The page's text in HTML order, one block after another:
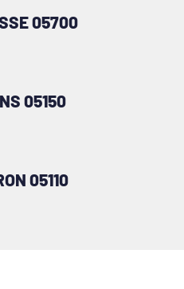
05700
05150
05110